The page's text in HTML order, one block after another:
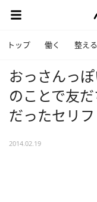
トップ 働く 整える
おっさんっ
のことで友
だったセリフ
2014.02.19